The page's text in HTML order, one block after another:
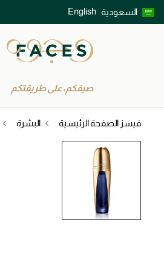
السعودية English
اكتشفوا خدمات الجمال المختارة بعناية
صيفكم، على طريقتكم
فيسز الصفحة الرئيسية البشرة